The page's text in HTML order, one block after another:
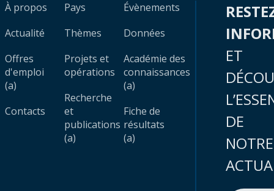
À propos
Actualité
Offres
d'emploi
(a)
Contacts
Pays
Thèmes
Projets et
opérations
Recherche
et
publications
(a)
Évènements
Données
Académie des
connaissances
(a)
Fiche de
résultats
(a)
ET
DE
NOTRE